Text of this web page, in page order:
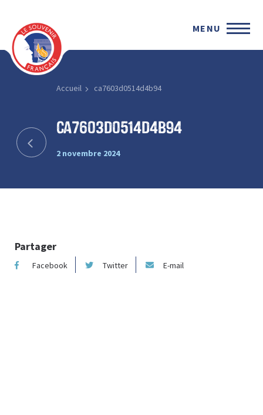
MENU
Accueil ca7603d0514d4b94
ca7603d0514d4b94
2 novembre 2024
Partager
Facebook Twitter E-mail